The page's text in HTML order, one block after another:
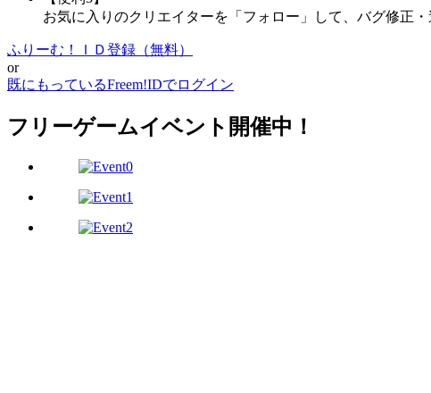
お気に入りのクリエイターを「フォロー」して、バグ修正
ふりーむ！ＩＤ登録（無料）
or
既にもっているFreem!IDでログイン
フリーゲームイベント開催中！